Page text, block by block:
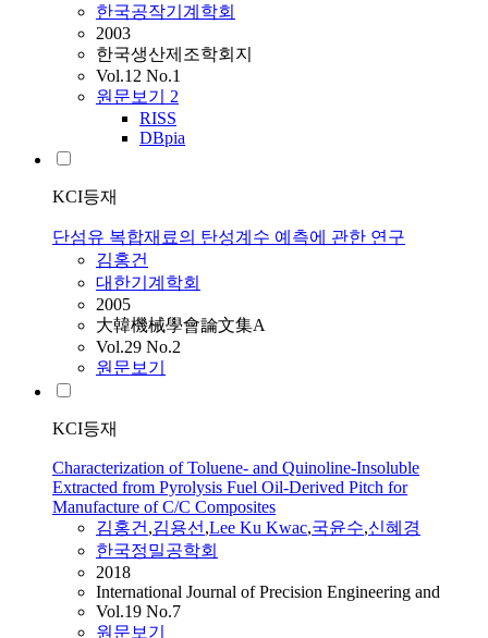
한국공작기계학회
2003
한국생산제조학회지
Vol.12 No.1
원문보기 2
RISS
DBpia
KCI등재
단섬유 복합재료의 탄성계수 예측에 관한 연구
김홍건
대한기계학회
2005
大韓機械學會論文集A
Vol.29 No.2
원문보기
KCI등재
Characterization of Toluene- and Quinoline-Insoluble
Extracted from Pyrolysis Fuel Oil-Derived Pitch for
Manufacture of C/C Composites
김홍건,김용선,Lee Ku Kwac,국윤수,신혜경
한국정밀공학회
2018
International Journal of Precision Engineering and
Vol.19 No.7
원문보기